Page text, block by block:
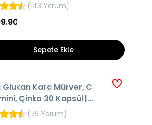
(143 Yorum)
Sepete Ekle
GÜN KARGO
Glukan Kara Mürver, C
Çinko 30 Kapsül |
Sistemi Desteği
(75 Yorum)